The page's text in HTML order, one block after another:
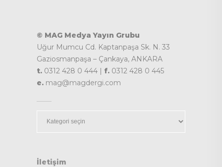
© MAG Medya Yayın Grubu
Uğur Mumcu Cd. Kaptanpaşa Sk. N. 33
Gaziosmanpaşa – Çankaya, ANKARA
t. 0312 428 0 444 | f. 0312 428 0 445
e. mag@magdergi.com
İletişim